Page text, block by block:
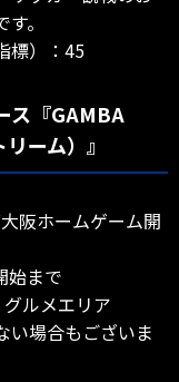
。
標）：45
ス『GAMBA
ーム）』
阪ホームゲーム開
始まで
ルメエリア
い場合もございま